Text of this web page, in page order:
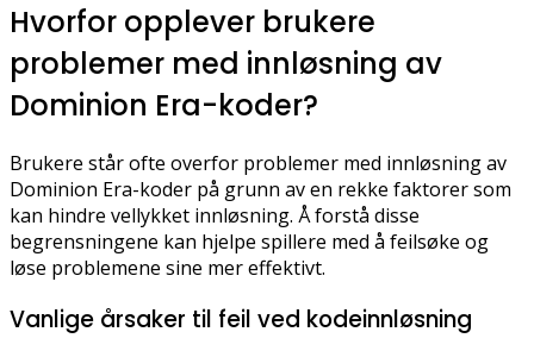
Hvorfor opplever brukere
problemer med innløsning av
Dominion Era-koder?
Brukere står ofte overfor problemer med innløsning av
Dominion Era-koder på grunn av en rekke faktorer som
kan hindre vellykket innløsning. Å forstå disse
begrensningene kan hjelpe spillere med å feilsøke og
løse problemene sine mer effektivt.
Vanlige årsaker til feil ved kodeinnløsning